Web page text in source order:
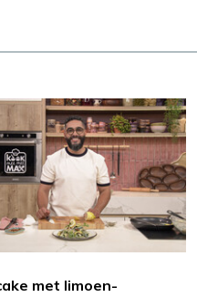
met limoen-